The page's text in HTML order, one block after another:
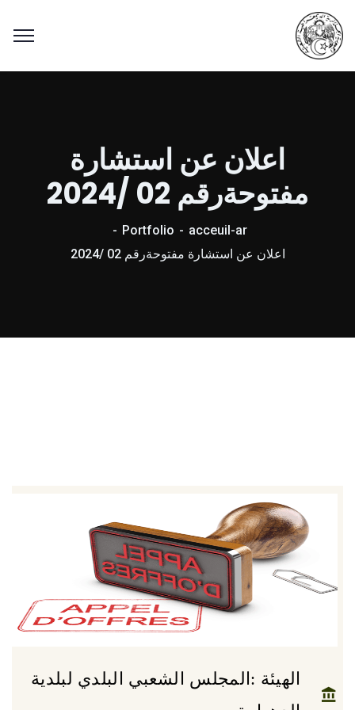
اعلان عن استشارة
مفتوحةرقم 02 /2024
acceuil-ar
Portfolio
اعلان عن استشارة مفتوحةرقم 02 /2024
الهيئة :المجلس الشعبي البلدي لبلدية